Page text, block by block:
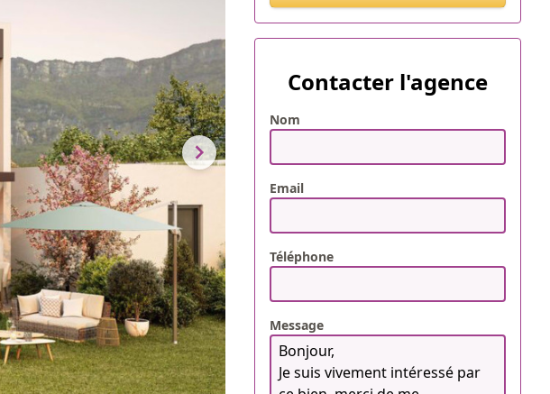
Contacter l'agence
Nom
Email
Téléphone
Message